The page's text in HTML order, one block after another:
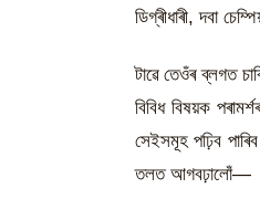
ডিগ্ৰীধাৰী, দবা
টাৱে তেওঁৰ ব্লগত
বিবিধ বিষয়ক
সেইসমূহ পঢ়িব
তলত আগবঢ়ালোঁ—